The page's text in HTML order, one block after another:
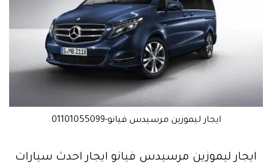
ايجار ليموزين مرسيدس فيانو-01101055099
ايجار ليموزين مرسيدس فيانو ايجار احدث سيارات